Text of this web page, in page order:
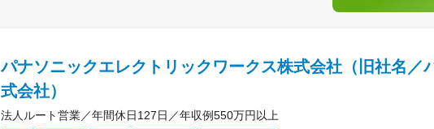
パナソニックエレクトリックワークス株式会社（旧社名／
式会社）
法人ルート営業／年間休日127日／年収例550万円以上